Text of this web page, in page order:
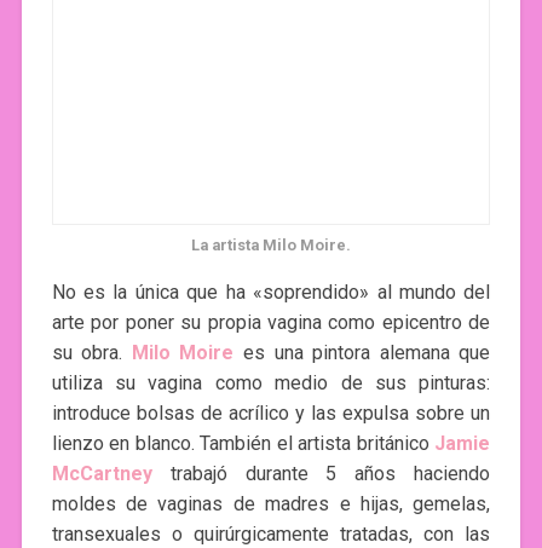
La artista Milo Moire.
No es la única que ha «soprendido» al mundo del
arte por poner su propia vagina como epicentro de
su obra. Milo Moire es una pintora alemana que
utiliza su vagina como medio de sus pinturas:
introduce bolsas de acrílico y las expulsa sobre un
lienzo en blanco. También el artista británico Jamie
McCartneytrabajó durante 5 años haciendo
moldes de vaginas de madres e hijas, gemelas,
transexuales o quirúrgicamente tratadas, con las